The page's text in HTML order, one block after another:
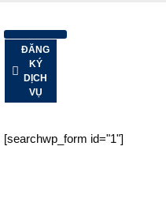
ĐĂNG
KÝ
DỊCH
VỤ
[searchwp_form id="1"]